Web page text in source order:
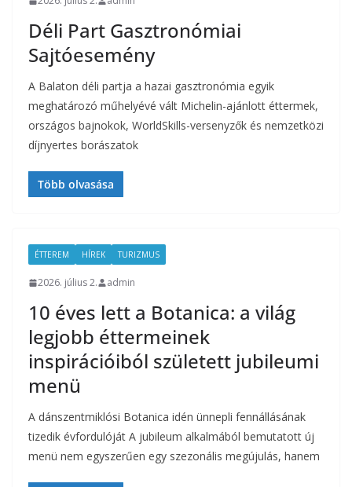
Déli Part Gasztronómiai
Sajtóesemény
A Balaton déli partja a hazai gasztronómia egyik
meghatározó műhelyévé vált Michelin-ajánlott éttermek,
országos bajnokok, WorldSkills-versenyzők és nemzetközi
díjnyertes borászatok
Több olvasása
ÉTTEREM HÍREK TURIZMUS
2026. július 2. admin
10 éves lett a Botanica: a világ
legjobb éttermeinek
inspirációiból született jubileumi
menü
A dánszentmiklósi Botanica idén ünnepli fennállásának
tizedik évfordulóját A jubileum alkalmából bemutatott új
menü nem egyszerűen egy szezonális megújulás, hanem